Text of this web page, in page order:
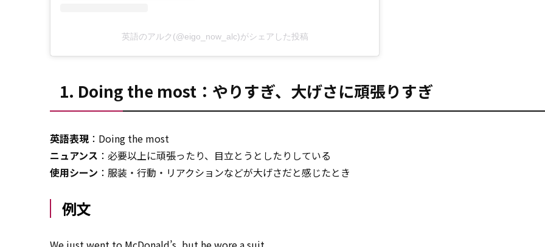
英語のアルク(@eigo_now_alc)がシェアした投稿
1. Doing the most：やりすぎ、大げさに頑張りすぎ
英語表現 ：Doing the most
ニュアンス ：必要以上に頑張ったり、目立とうとしたりしている
使用シーン ：服装・行動・リアクションなどが大げさだと感じたとき
例文